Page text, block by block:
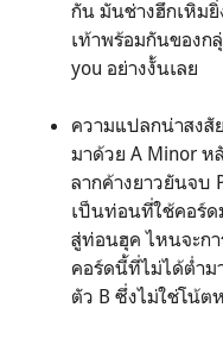
กัน มันช่างฮึกเหิมยิ่
เท้าพร้อมกันของก
you อย่างงั้นเลย
ความแปลกน่าสงสั
มาด้วย A Minor ห
ลากค้างยาวยันจบ
เป็นท่อนที่ใช้คอร์ด
สู่ท่อนฮุค ไหนจะก
คอร์ดนี้ที่ไม่ได้ต่ำม
ตัว B ซึ่งไม่ใช่โน้ต